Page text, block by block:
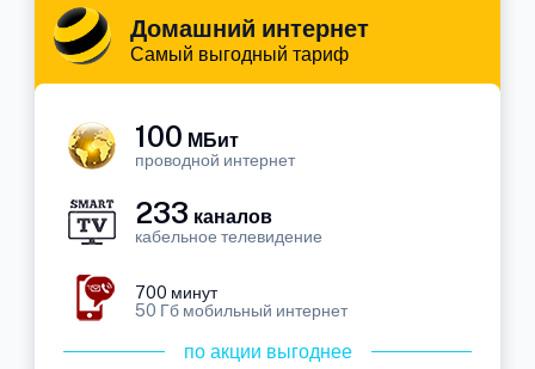
Домашний интернет
Самый выгодный тариф
100 МБит
проводной интернет
233 каналов
кабельное телевидение
700 минут
50 Гб мобильный интернет
по акции выгоднее